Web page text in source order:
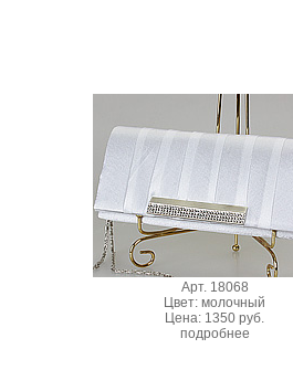
Арт. 18068
Цвет: молочный
Цена: 1350 руб.
подробнее